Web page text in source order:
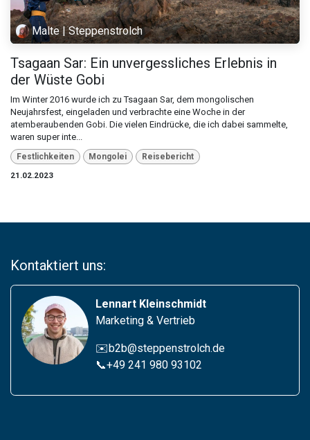
Malte | Steppenstrolch
Tsagaan Sar: Ein unvergessliches Erlebnis in
der Wüste Gobi
Im Winter 2016 wurde ich zu Tsagaan Sar, dem mongolischen
Neujahrsfest, eingeladen und verbrachte eine Woche in der
atemberaubenden Gobi. Die vielen Eindrücke, die ich dabei sammelte,
waren super inte...
Festlichkeiten Mongolei
Reisebericht
21.02.2023
Kontaktiert uns:
Lennart Kleinschmidt
Marketing & Vertrieb
✉️b2b@steppenstrolch.de
📞+49 241 980 93102